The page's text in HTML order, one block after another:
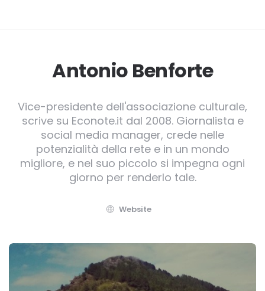
Antonio Benforte
Vice-presidente dell'associazione culturale,
scrive su Econote.it dal 2008. Giornalista e
social media manager, crede nelle
potenzialità della rete e in un mondo
migliore, e nel suo piccolo si impegna ogni
giorno per renderlo tale.
Website
Post
navigation